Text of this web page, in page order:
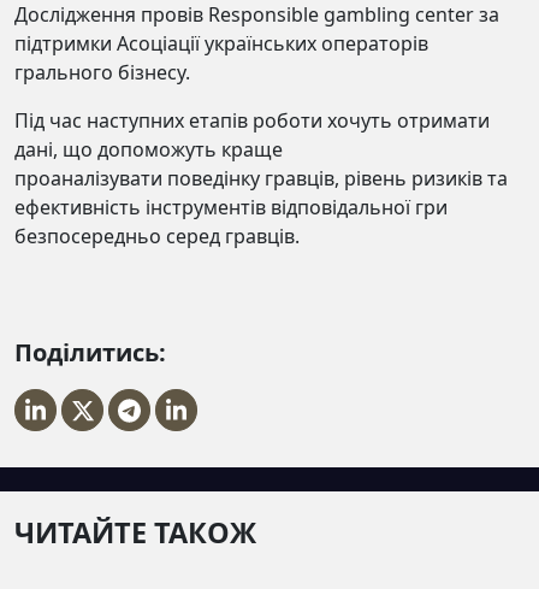
Дослідження провів Responsible gambling center за
підтримки Асоціації українських операторів
грального бізнесу.
Під час наступних етапів роботи хочуть отримати
дані, що допоможуть краще
проаналізувати поведінку гравців, рівень ризиків та
ефективність інструментів відповідальної гри
безпосередньо серед гравців.
Поділитись:
ЧИТАЙТЕ ТАКОЖ